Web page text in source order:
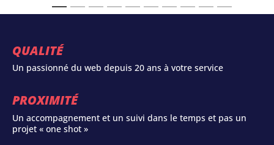
QUALITÉ
Un passionné du web depuis 20 ans à votre service
PROXIMITÉ
Un accompagnement et un suivi dans le temps et pas un
projet « one shot »